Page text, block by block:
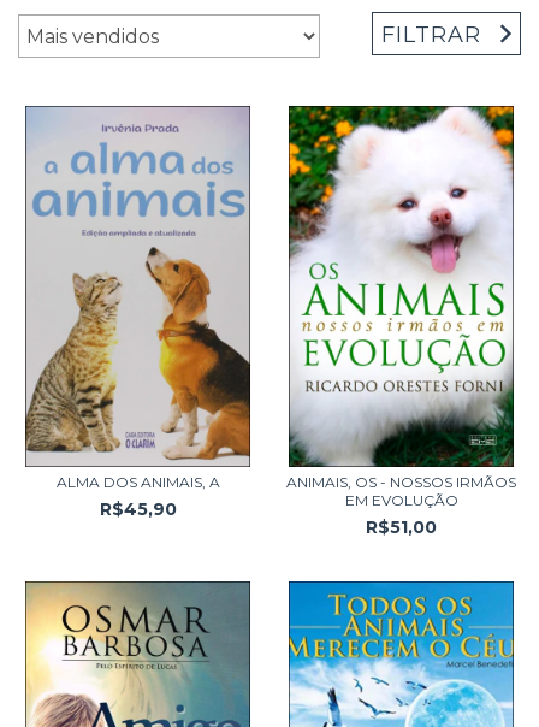
FILTRAR
ALMA DOS ANIMAIS, A
R$45,90
ANIMAIS, OS - NOSSOS IRMÃOS
EM EVOLUÇÃO
R$51,00